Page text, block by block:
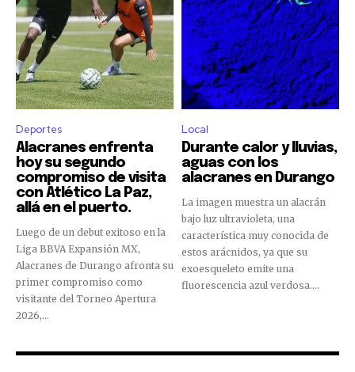
Deportes
Alacranes enfrenta
hoy su segundo
compromiso de visita
con Atlético La Paz,
allá en el puerto.
Luego de un debut exitoso en la
Liga BBVA Expansión MX,
Alacranes de Durango afronta su
primer compromiso como
visitante del Torneo Apertura
2026,...
Local
Durante calor y lluvias,
aguas con los
alacranes en Durango
La imagen muestra un alacrán
bajo luz ultravioleta, una
característica muy conocida de
estos arácnidos, ya que su
exoesqueleto emite una
fluorescencia azul verdosa....